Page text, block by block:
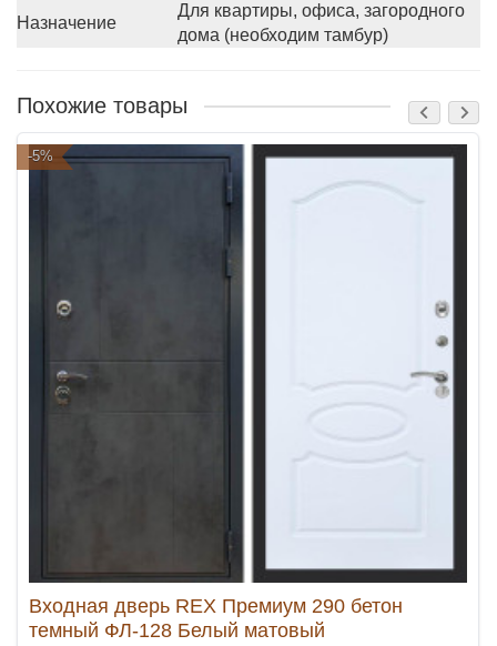
Назначение
Для квартиры, офиса, загородного
дома (необходим тамбур)
Похожие товары
-5%
Входная дверь REX Премиум 290 бетон
темный ФЛ-128 Белый матовый